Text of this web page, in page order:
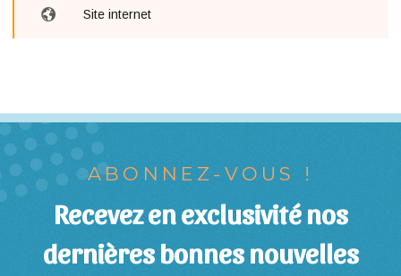
Site internet
ABONNEZ-VOUS !
Recevez en exclusivité nos
dernières bonnes nouvelles